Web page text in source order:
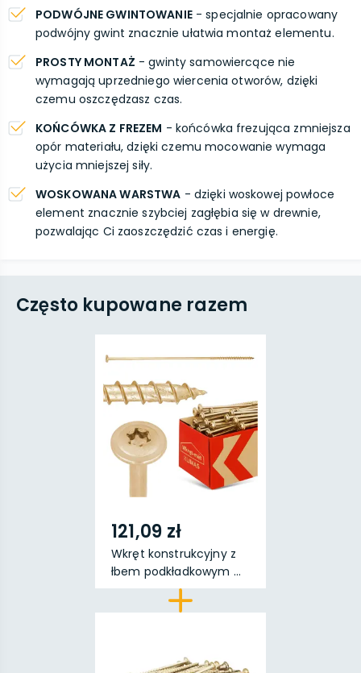
PODWÓJNE GWINTOWANIE- specjalnie opracowany
podwójny gwint znacznie ułatwia montaż elementu.
PROSTY MONTAŻ - gwinty samowiercące nie
wymagają uprzedniego wiercenia otworów, dzięki
czemu oszczędzasz czas.
KOŃCÓWKA Z FREZEM - końcówka frezująca zmniejsza
opór materiału, dzięki czemu mocowanie wymaga
użycia mniejszej siły.
WOSKOWANA WARSTWA - dzięki woskowej powłoce
element znacznie szybciej zagłębia się w drewnie,
pozwalając Ci zaoszczędzić czas i energię.
Często kupowane razem
121,09 zł
Wkręt konstrukcyjny z
łbem podkładkowym ...